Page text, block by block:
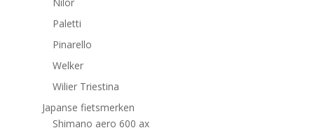
Paletti
Pinarello
Welker
Wilier Triestina
Japanse fietsmerken
Shimano aero 600 ax